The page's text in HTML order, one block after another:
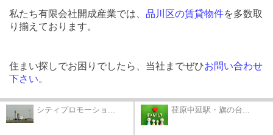
私たち有限会社開成産業では、 品川区の賃貸物件を多数取
り揃えております。
住まい探しでお困りでしたら、当社までぜひお問い合わせ
下さい。
シティプロモーショ... 荏原中延駅・旗の台...